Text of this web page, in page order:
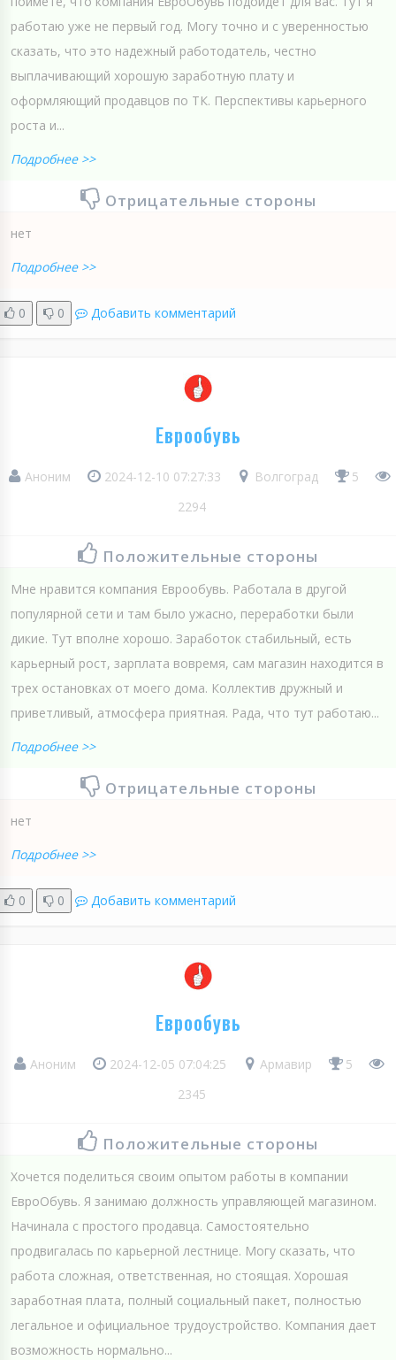
работаю уже не первый год. Могу точно и с уверенностью
сказать, что это надежный работодатель, честно
выплачивающий хорошую заработную плату и
оформляющий продавцов по ТК. Перспективы карьерного
роста и...
Подробнее >>
Отрицательные стороны
нет
Подробнее >>
0 0 Добавить комментарий
Еврообувь
Аноним 2024-12-10 07:27:33 Волгоград
5
2294
Положительные стороны
Мне нравится компания Еврообувь. Работала в другой
популярной сети и там было ужасно, переработки были
дикие. Тут вполне хорошо. Заработок стабильный, есть
карьерный рост, зарплата вовремя, сам магазин находится в
трех остановках от моего дома. Коллектив дружный и
приветливый, атмосфера приятная. Рада, что тут работаю...
Подробнее >>
Отрицательные стороны
нет
Подробнее >>
0 0 Добавить комментарий
Еврообувь
Аноним 2024-12-05 07:04:25 Армавир
5
2345
Положительные стороны
Хочется поделиться своим опытом работы в компании
ЕвроОбувь. Я занимаю должность управляющей магазином.
Начинала с простого продавца. Самостоятельно
продвигалась по карьерной лестнице. Могу сказать, что
работа сложная, ответственная, но стоящая. Хорошая
заработная плата, полный социальный пакет, полностью
легальное и официальное трудоустройство. Компания дает
возможность нормально...